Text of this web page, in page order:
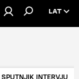
LAT
SPUTNJIK INTERVJU